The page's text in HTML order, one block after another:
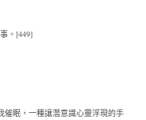
。[449]
催眠，一種讓潛意識心靈浮現的手